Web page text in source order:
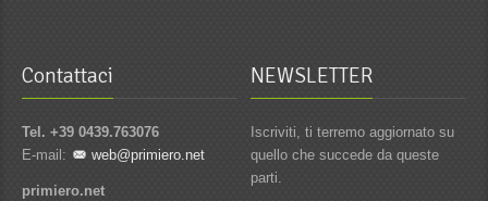
Contattaci
Tel. +39 0439.763076
E-mail:
web@primiero.net
primiero.net
NEWSLETTER
Iscriviti, ti terremo aggiornato su
quello che succede da queste
parti.